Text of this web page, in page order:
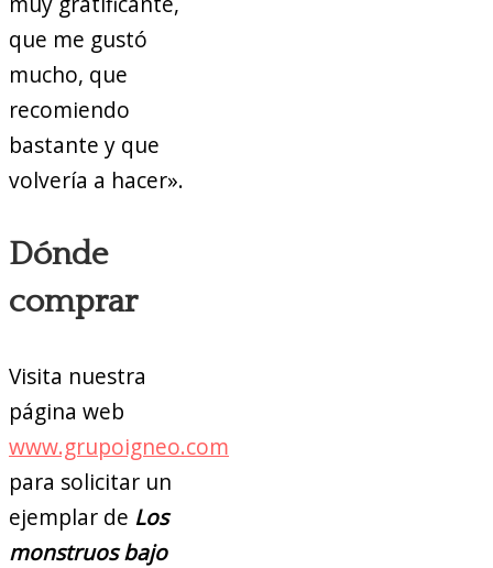
que me gustó
mucho, que
recomiendo
bastante y que
volvería a hacer».
Dónde
comprar
Visita nuestra
página web
www.grupoigneo.com
para solicitar un
ejemplar de Los
monstruos bajo